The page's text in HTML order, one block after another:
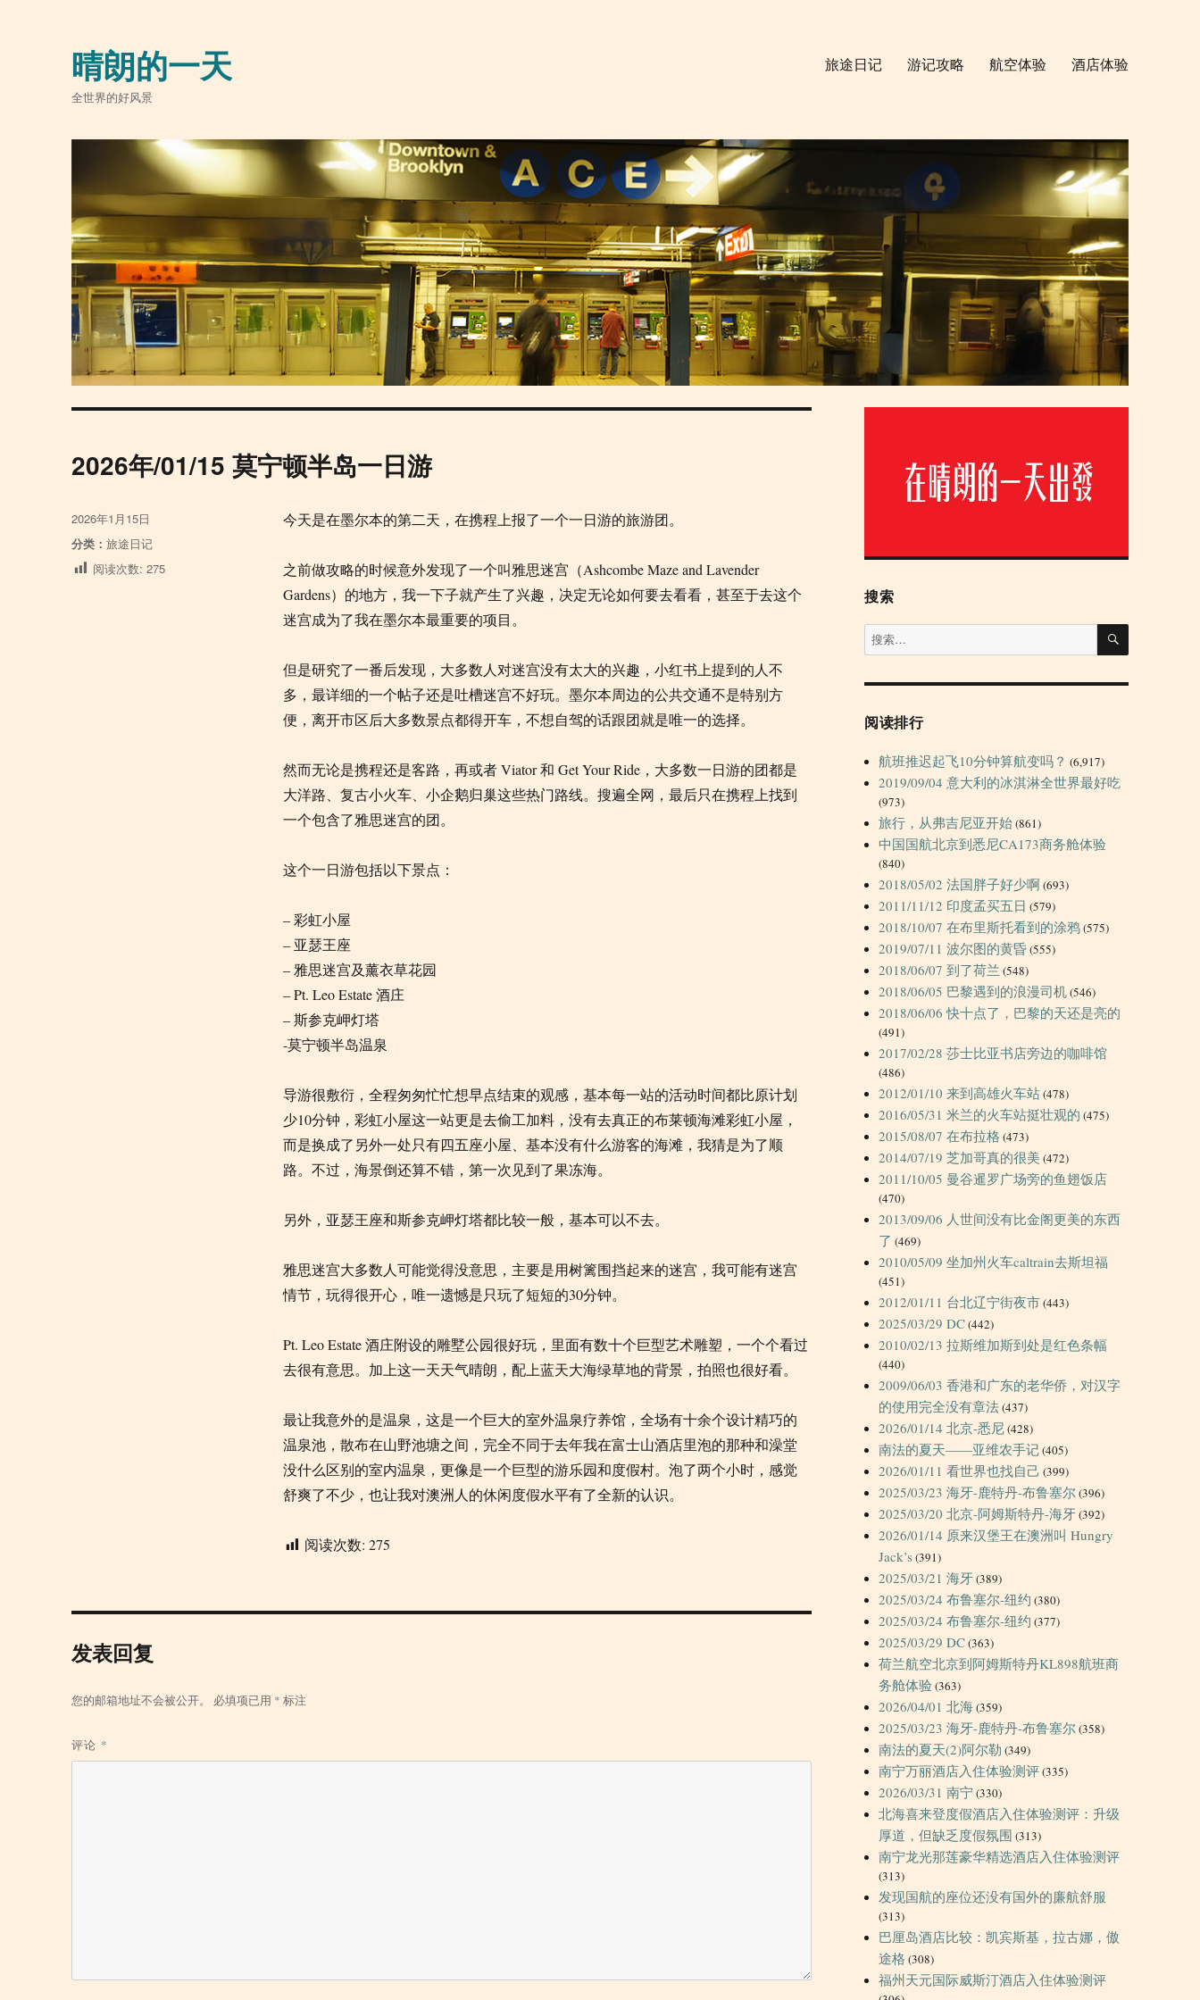
晴朗的一天
全世界的好风景
旅途日记 游记攻略 航空体验 酒店体验
2026年/01/15 莫宁顿半岛一日游
今天是在墨尔本的第二天，在携程上报了一个一日游的旅游团。
之前做攻略的时候意外发现了一个叫雅思迷宫（Ashcombe Maze and Lavender
Gardens）的地方，我一下子就产生了兴趣，决定无论如何要去看看，甚至于去这个
迷宫成为了我在墨尔本最重要的项目。
但是研究了一番后发现，大多数人对迷宫没有太大的兴趣，小红书上提到的人不
多，最详细的一个帖子还是吐槽迷宫不好玩。墨尔本周边的公共交通不是特别方
便，离开市区后大多数景点都得开车，不想自驾的话跟团就是唯一的选择。
然而无论是携程还是客路，再或者 Viator 和 Get Your Ride，大多数一日游的团都是
大洋路、复古小火车、小企鹅归巢这些热门路线。搜遍全网，最后只在携程上找到
一个包含了雅思迷宫的团。
这个一日游包括以下景点：
– 彩虹小屋
– 亚瑟王座
– 雅思迷宫及薰衣草花园
– Pt. Leo Estate酒庄
– 斯参克岬灯塔
-莫宁顿半岛温泉
导游很敷衍，全程匆匆忙忙想早点结束的观感，基本每一站的活动时间都比原计划
少10分钟，彩虹小屋这一站更是去偷工加料，没有去真正的布莱顿海滩彩虹小屋，
而是换成了另外一处只有四五座小屋、基本没有什么游客的海滩，我猜是为了顺
路。不过，海景倒还算不错，第一次见到了果冻海。
另外，亚瑟王座和斯参克岬灯塔都比较一般，基本可以不去。
雅思迷宫大多数人可能觉得没意思，主要是用树篱围挡起来的迷宫，我可能有迷宫
情节，玩得很开心，唯一遗憾是只玩了短短的30分钟。
Pt. Leo Estate酒庄附设的雕墅公园很好玩，里面有数十个巨型艺术雕塑，一个个看过
去很有意思。加上这一天天气晴朗，配上蓝天大海绿草地的背景，拍照也很好看。
最让我意外的是温泉，这是一个巨大的室外温泉疗养馆，全场有十余个设计精巧的
温泉池，散布在山野池塘之间，完全不同于去年我在富士山酒店里泡的那种和澡堂
没什么区别的室内温泉，更像是一个巨型的游乐园和度假村。泡了两个小时，感觉
舒爽了不少，也让我对澳洲人的休闲度假水平有了全新的认识。
阅读次数: 275
发
布
于
2026年1月15日
分
分类：旅途日记
阅读次数: 275
发表回复
您的邮箱地址不会被公开。 必填项已用 * 标注
评论 *
搜索
搜
索：
搜
阅读排行
航班推迟起飞10分钟算航变吗？ (6,917)
2019/09/04 意大利的冰淇淋全世界最好吃
(973)
旅行，从弗吉尼亚开始(861)
中国国航北京到悉尼CA173商务舱体验
(840)
2018/05/02 法国胖子好少啊(693)
2011/11/12 印度孟买五日 (579)
2018/10/07 在布里斯托看到的涂鸦(575)
2019/07/11 波尔图的黄昏(555)
2018/06/07 到了荷兰 (548)
2018/06/05 巴黎遇到的浪漫司机(546)
2018/06/06 快十点了，巴黎的天还是亮的
(491)
2017/02/28 莎士比亚书店旁边的咖啡馆
(486)
2012/01/10 来到高雄火车站(478)
2016/05/31 米兰的火车站挺壮观的 (475)
2015/08/07 在布拉格 (473)
2014/07/19 芝加哥真的很美 (472)
2011/10/05 曼谷暹罗广场旁的鱼翅饭店
(470)
2013/09/06 人世间没有比金阁更美的东西
了 (469)
2010/05/09 坐加州火车caltrain去斯坦福
(451)
2012/01/11 台北辽宁街夜市(443)
2025/03/29 DC(442)
2010/02/13 拉斯维加斯到处是红色条幅
(440)
2009/06/03 香港和广东的老华侨，对汉字
的使用完全没有章法(437)
2026/01/14 北京-悉尼(428)
南法的夏天——亚维农手记(405)
2026/01/11 看世界也找自己 (399)
2025/03/23 海牙-鹿特丹-布鲁塞尔(396)
2025/03/20 北京-阿姆斯特丹-海牙(392)
2026/01/14 原来汉堡王在澳洲叫 Hungry
Jack’s (391)
2025/03/21 海牙(389)
2025/03/24 布鲁塞尔-纽约 (380)
2025/03/24 布鲁塞尔-纽约 (377)
2025/03/29 DC(363)
荷兰航空北京到阿姆斯特丹KL898航班商
务舱体验 (363)
2026/04/01 北海(359)
2025/03/23 海牙-鹿特丹-布鲁塞尔(358)
南法的夏天(2)阿尔勒 (349)
南宁万丽酒店入住体验测评(335)
2026/03/31 南宁 (330)
北海喜来登度假酒店入住体验测评：升级
厚道，但缺乏度假氛围 (313)
南宁龙光那莲豪华精选酒店入住体验测评
(313)
发现国航的座位还没有国外的廉航舒服
(313)
巴厘岛酒店比较：凯宾斯基，拉古娜，傲
途格 (308)
福州天元国际威斯汀酒店入住体验测评